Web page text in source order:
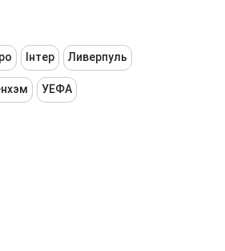
Інтер Ливерпуль
УЕФА